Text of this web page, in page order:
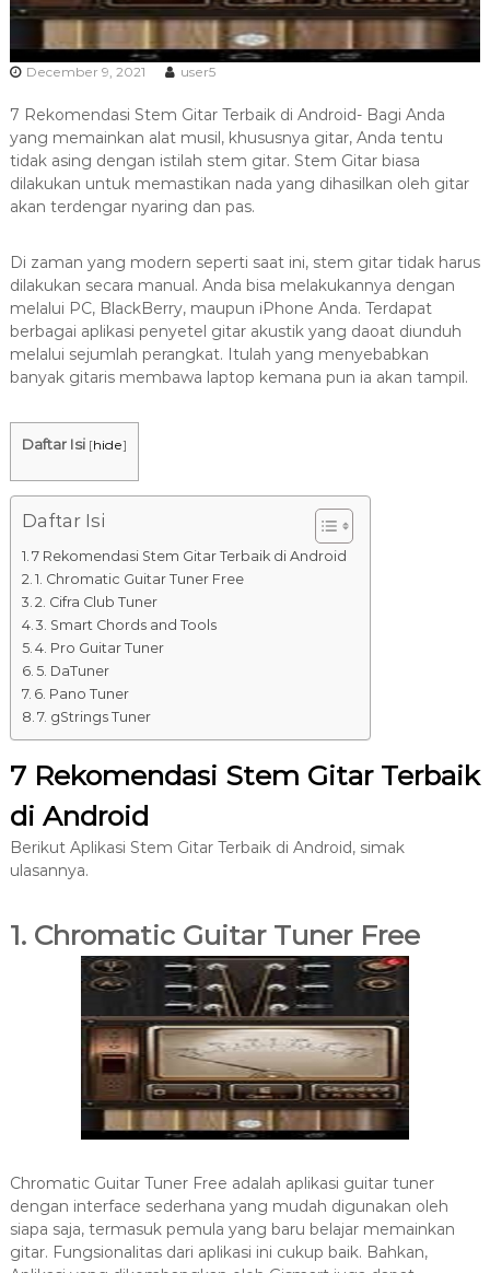
a
s
i
e
r
b
k
H
u
b
0
8
8
9
December 9, 2021 user5
7 Rekomendasi Stem Gitar Terbaik di Android- Bagi Anda
yang memainkan alat musil, khususnya gitar, Anda tentu
tidak asing dengan istilah stem gitar. Stem Gitar biasa
dilakukan untuk memastikan nada yang dihasilkan oleh gitar
akan terdengar nyaring dan pas.
Di zaman yang modern seperti saat ini, stem gitar tidak harus
dilakukan secara manual. Anda bisa melakukannya dengan
melalui PC, BlackBerry, maupun iPhone Anda. Terdapat
berbagai aplikasi penyetel gitar akustik yang daoat diunduh
melalui sejumlah perangkat. Itulah yang menyebabkan
banyak gitaris membawa laptop kemana pun ia akan tampil.
Daftar Isi [hide]
Daftar Isi
7 Rekomendasi Stem Gitar Terbaik di Android
1. Chromatic Guitar Tuner Free
2. Cifra Club Tuner
3. Smart Chords and Tools
4. Pro Guitar Tuner
5. DaTuner
6. Pano Tuner
7. gStrings Tuner
7 Rekomendasi Stem Gitar Terbaik
di Android
Berikut Aplikasi Stem Gitar Terbaik di Android, simak
ulasannya.
1. Chromatic Guitar Tuner Free
Chromatic Guitar Tuner Free adalah aplikasi guitar tuner
dengan interface sederhana yang mudah digunakan oleh
siapa saja, termasuk pemula yang baru belajar memainkan
gitar. Fungsionalitas dari aplikasi ini cukup baik. Bahkan,